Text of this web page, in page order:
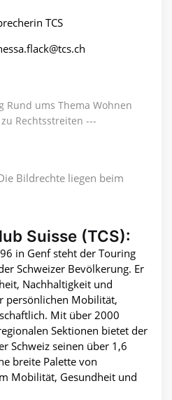
TCS
Rund ums Thema Wohnen
Rechtsstreiten ---
Bildrechte liegen beim
Suisse (TCS):
in Genf steht der Touring
Schweizer Bevölkerung. Er
Nachhaltigkeit und
persönlichen Mobilität,
Mit über 2000
Sektionen bietet der
Schweiz seinen über 1,6
breite Palette von
Mobilität, Gesundheit und